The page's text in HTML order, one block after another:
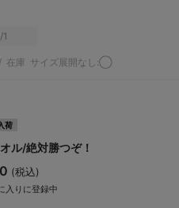
/1
/ 在庫 サイズ展開なし:◯
荷
ル/絶対勝つぞ！
(税込)
入りに登録中